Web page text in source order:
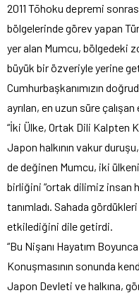
2011 Tōhoku depremi
bölgelerinde görev yapan
yer alan Mumcu, bölgedeki
büyük bir özveriyle yerine
Cumhurbaşkanımızın
ayrılan, en uzun süre çalışan
“İki Ülke, Ortak Dili Kalpten
Japon halkının vakur
de değinen Mumcu, iki
birliğini “ortak dilimiz insan
tanımladı. Sahada
etkilediğini dile getirdi.
“Bu Nişanı Hayatım
Konuşmasının sonunda
Japon Devleti ve halkına,